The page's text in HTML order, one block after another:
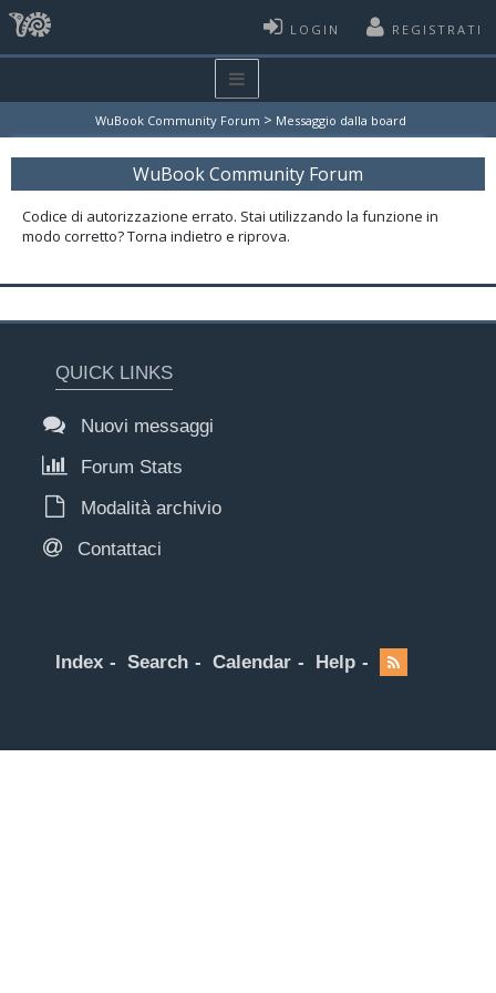
LOGIN REGISTRATI
WuBook Community Forum > Messaggio dalla board
WuBook Community Forum
Codice di autorizzazione errato. Stai utilizzando la funzione in
modo corretto? Torna indietro e riprova.
QUICK LINKS
Nuovi messaggi
Forum Stats
Modalità archivio
Contattaci
Index Search Calendar Help